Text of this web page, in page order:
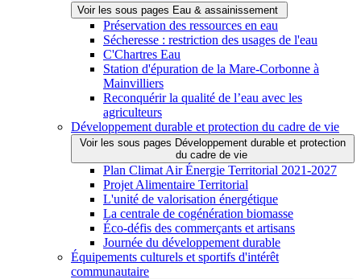
Voir les sous pages Eau & assainissement
Préservation des ressources en eau
Sécheresse : restriction des usages de l'eau
C'Chartres Eau
Station d'épuration de la Mare-Corbonne à
Mainvilliers
Reconquérir la qualité de l’eau avec les
agriculteurs
Développement durable et protection du cadre de vie
Voir les sous pages Développement durable et protection
du cadre de vie
Plan Climat Air Énergie Territorial 2021-2027
Projet Alimentaire Territorial
L'unité de valorisation énergétique
La centrale de cogénération biomasse
Éco-défis des commerçants et artisans
Journée du développement durable
Équipements culturels et sportifs d'intérêt
communautaire